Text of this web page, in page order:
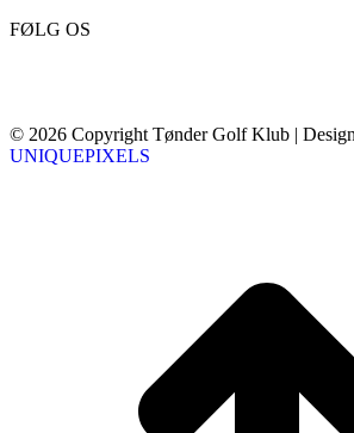
FØLG OS
© 2026 Copyright Tønder Golf Klub |
UNIQUEPIXELS